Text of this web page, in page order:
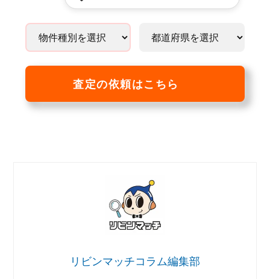
査定の依頼はこちら
リビンマッチコラム編集部